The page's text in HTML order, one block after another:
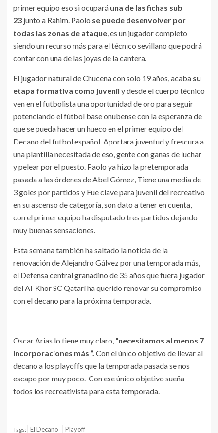
primer equipo eso si ocupará una de las fichas sub
23 junto a Rahim. Paolo se puede desenvolver por
todas las zonas de ataque, es un jugador completo
siendo un recurso más para el técnico sevillano que podrá
contar con una de las joyas de la cantera.
El jugador natural de Chucena con solo 19 años, acaba su
etapa formativa como juvenil y desde el cuerpo técnico
ven en el futbolista una oportunidad de oro para seguir
potenciando el fútbol base onubense con la esperanza de
que se pueda hacer un hueco en el primer equipo del
Decano del futbol español. Aportara juventud y frescura a
una plantilla necesitada de eso, gente con ganas de luchar
y pelear por el puesto. Paolo ya hizo la pretemporada
pasada a las órdenes de Abel Gómez, Tiene una media de
3 goles por partidos y Fue clave para juvenil del recreativo
en su ascenso de categoría, son dato a tener en cuenta,
con el primer equipo ha disputado tres partidos dejando
muy buenas sensaciones.
Esta semana también ha saltado la noticia de la
renovación de Alejandro Gálvez por una temporada más,
el Defensa central granadino de 35 años que fuera jugador
del Al-Khor SC Qatarí ha querido renovar su compromiso
con el decano para la próxima temporada.
Oscar Arias lo tiene muy claro, “necesitamos al menos 7
incorporaciones más “. Con el único objetivo de llevar al
decano a los playoffs que la temporada pasada se nos
escapo por muy poco. Con ese único objetivo sueña
todos los recreativista para esta temporada.
Tags: El Decano Playoff